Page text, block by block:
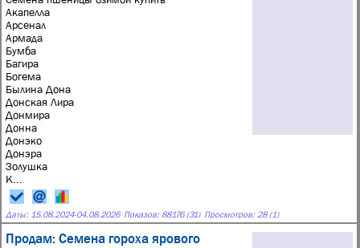
Акапелла
Арсенал
Армада
Бумба
Багира
Богема
Былина Дона
Донская Лира
Донмира
Донна
Донэко
Донэра
Золушка
К...
Даты: 15.08.2024-04.08.2026 Показов: 88176 (31) Просмотров: 28 (1)
Продам: Семена гороха ярового